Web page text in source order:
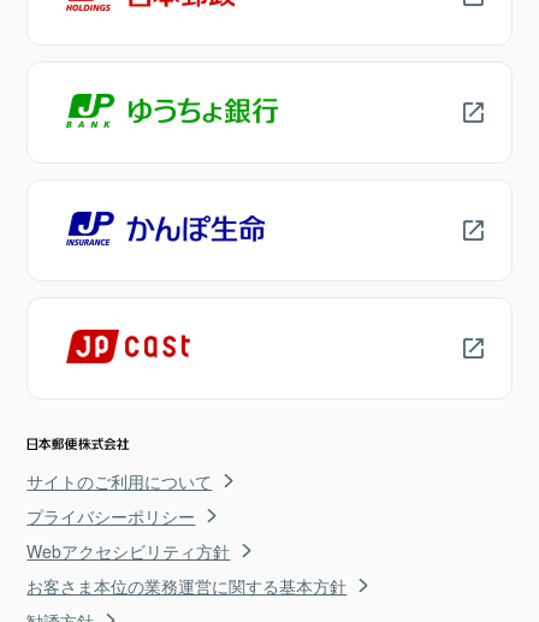
サイトのご利用について
プライバシーポリシー
Webアクセシビリティ方針
お客さま本位の業務運営に関する基本方針